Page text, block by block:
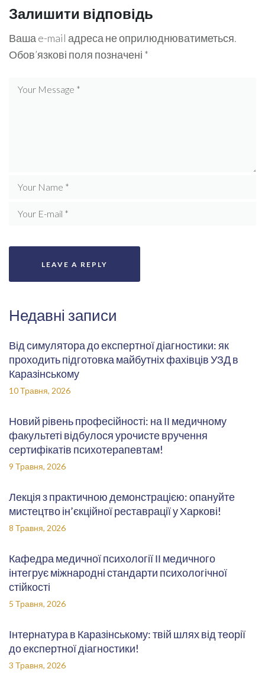
Залишити відповідь
Ваша e-mail адреса не оприлюднюватиметься.
Обов’язкові поля позначені *
Недавні записи
Від симулятора до експертної діагностики: як
проходить підготовка майбутніх фахівців УЗД в
Каразінському
10 Травня, 2026
Новий рівень професійності: на ІІ медичному
факультеті відбулося урочисте вручення
сертифікатів психотерапевтам!
9 Травня, 2026
Лекція з практичною демонстрацією: опануйте
мистецтво ін’єкційної реставрації у Харкові!
8 Травня, 2026
Кафедра медичної психології ІІ медичного
інтегрує міжнародні стандарти психологічної
стійкості
5 Травня, 2026
Інтернатура в Каразінському: твій шлях від теорії
до експертної діагностики!
3 Травня, 2026